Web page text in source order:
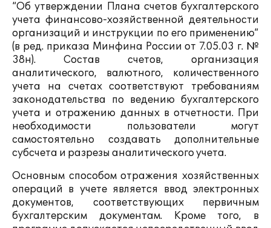
“Об утверждении Плана счетов бухгалтерского
учета финансово-хозяйственной деятельности
организаций и инструкции по его применению”
(в ред. приказа Минфина России от 7.05.03 г. №
38н). Состав счетов, организация
аналитического, валютного, количественного
учета на счетах соответствуют требованиям
законодательства по ведению бухгалтерского
учета и отражению данных в отчетности. При
необходимости пользователи могут
самостоятельно создавать дополнительные
субсчета и разрезы аналитического учета.
Основным способом отражения хозяйственных
операций в учете является ввод электронных
документов, соответствующих первичным
бухгалтерским документам. Кроме того, в